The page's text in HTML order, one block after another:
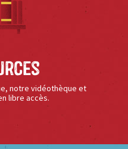
notre vidéothèque et
libre accès.